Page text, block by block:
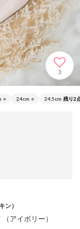
3
○ 24cm ○ 24.5cm 残り2
ン）
アイボリー）